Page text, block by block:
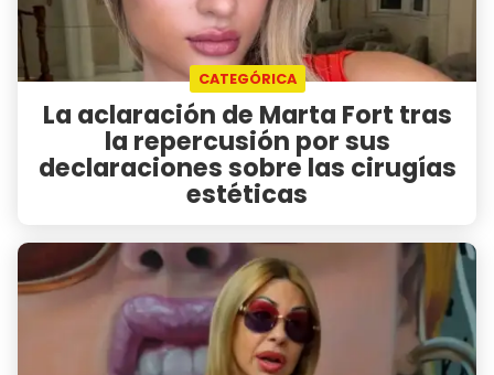
CATEGÓRICA
La aclaración de Marta Fort tras
la repercusión por sus
declaraciones sobre las cirugías
estéticas